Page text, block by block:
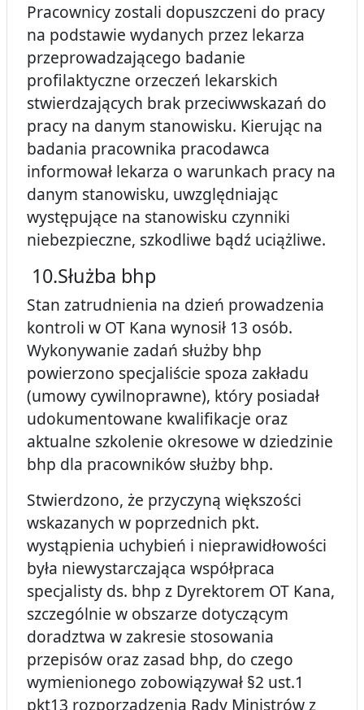
Pracownicy zostali dopuszczeni do pracy
na podstawie wydanych przez lekarza
przeprowadzającego badanie
profilaktyczne orzeczeń lekarskich
stwierdzających brak przeciwwskazań do
pracy na danym stanowisku. Kierując na
badania pracownika pracodawca
informował lekarza o warunkach pracy na
danym stanowisku, uwzględniając
występujące na stanowisku czynniki
niebezpieczne, szkodliwe bądź uciążliwe.
10.Służba bhp
Stan zatrudnienia na dzień prowadzenia
kontroli w OT Kana wynosił 13 osób.
Wykonywanie zadań służby bhp
powierzono specjaliście spoza zakładu
(umowy cywilnoprawne), który posiadał
udokumentowane kwalifikacje oraz
aktualne szkolenie okresowe w dziedzinie
bhp dla pracowników służby bhp.
Stwierdzono, że przyczyną większości
wskazanych w poprzednich pkt.
wystąpienia uchybień i nieprawidłowości
była niewystarczająca współpraca
specjalisty ds. bhp z Dyrektorem OT Kana,
szczególnie w obszarze dotyczącym
doradztwa w zakresie stosowania
przepisów oraz zasad bhp, do czego
wymienionego zobowiązywał §2 ust.1
pkt13 rozporządzenia Rady Ministrów z